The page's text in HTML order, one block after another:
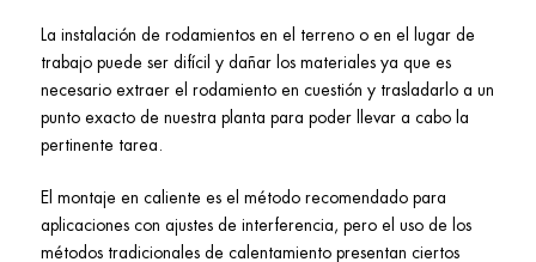
La instalación de rodamientos en el terreno o en el lugar de
trabajo puede ser difícil y dañar los materiales ya que es
necesario extraer el rodamiento en cuestión y trasladarlo a un
punto exacto de nuestra planta para poder llevar a cabo la
pertinente tarea.
El montaje en caliente es el método recomendado para
aplicaciones con ajustes de interferencia, pero el uso de los
métodos tradicionales de calentamiento presentan ciertos